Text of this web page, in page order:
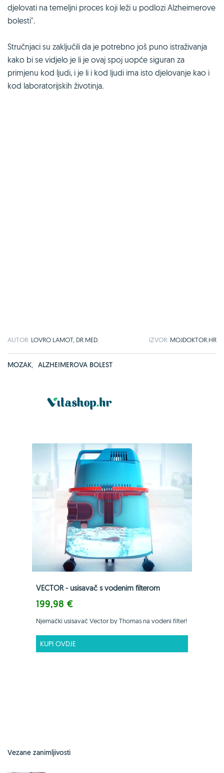
djelovati na temeljni proces koji leži u podlozi Alzheimerove
bolesti".
Stručnjaci su zaključili da je potrebno još puno istraživanja
kako bi se vidjelo je li je ovaj spoj uopće siguran za
primjenu kod ljudi, i je li i kod ljudi ima isto djelovanje kao i
kod laboratorijskih životinja.
AUTOR: LOVRO LAMOT, DR.MED. IZVOR: MOJDOKTOR.HR
MOZAK, ALZHEIMEROVA BOLEST
VECTOR - usisavač s vodenim filterom
199,98 €
Njemački usisavač Vector by Thomas na vodeni filter!
KUPI OVDJE
Vezane zanimljivosti